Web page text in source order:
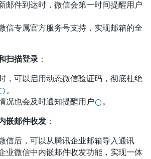
邮件到达时，微信会第一时间提醒用户
信专属官方服务号支持，实现邮箱的全
扫描登录 ：
，可以启用动态微信验证码，彻底杜绝
。
况也会及时通知提醒用户
。
嵌邮件收发 ：
信后，可以从腾讯企业邮箱导入通讯
业微信中内嵌邮件收发功能，实现一体